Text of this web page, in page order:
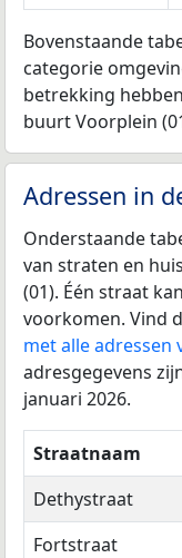
Bovenstaande
categorie
betrekking
buurt Voorplein
Adressen in
Onderstaande
van straten en
(01). Één straat
voorkomen. Vind
met alle adressen
adresgegevens
januari 2026.
Straatnaam
Dethystraat
Fortstraat